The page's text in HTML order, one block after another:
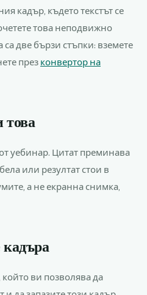
кадър, където текстът се
това неподвижно
са две бързи стъпки: вземете
през конвертор на
това
уебинар. Цитат преминава
или резултат стои в
а не екранна снимка,
кадъра
ви позволява да